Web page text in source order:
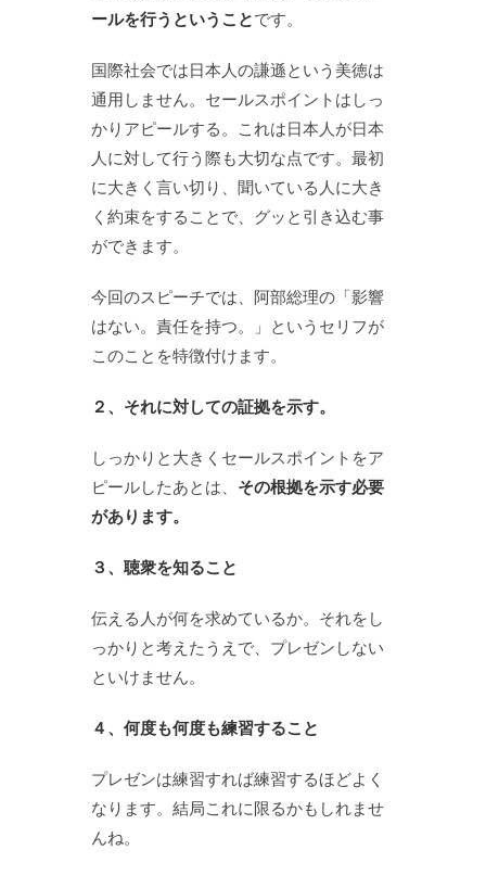
ールを行うということです。
国際社会では日本人の謙遜という美徳は
通用しません。セールスポイントはしっ
かりアピールする。これは日本人が日本
人に対して行う際も大切な点です。最初
に大きく言い切り、聞いている人に大き
く約束をすることで、グッと引き込む事
ができます。
今回のスピーチでは、阿部総理の「影響
はない。責任を持つ。」というセリフが
このことを特徴付けます。
２、それに対しての証拠を示す。
しっかりと大きくセールスポイントをア
ピールしたあとは、 その根拠を示す必要
があります。
３、聴衆を知ること
伝える人が何を求めているか。それをし
っかりと考えたうえで、プレゼンしない
といけません。
４、何度も何度も練習すること
プレゼンは練習すれば練習するほどよく
なります。結局これに限るかもしれませ
んね。